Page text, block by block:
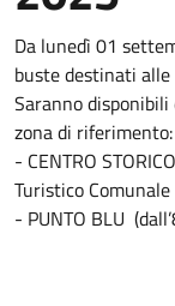
Da lunedì 01
buste destinati
Saranno
zona di riferimento:
- CENTRO
Turistico
- PUNTO BLU